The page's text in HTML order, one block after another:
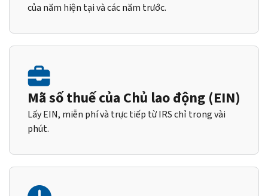
của năm hiện tại và các năm trước.
Mã số thuế của Chủ lao động (EIN)
Lấy EIN, miễn phí và trực tiếp từ IRS chỉ trong vài
phút.